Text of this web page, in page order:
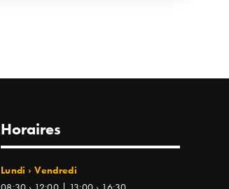
Horaires
Lundi › Vendredi